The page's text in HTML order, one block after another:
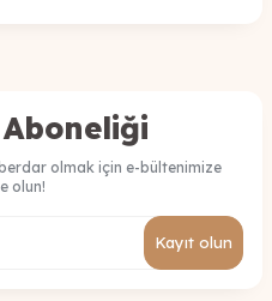
olmak için e-bültenimize
olun!
Kayıt olun